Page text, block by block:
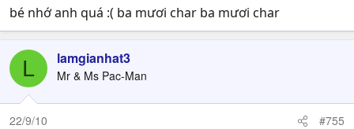
bé nhớ anh quá :( ba mươi char ba mươi char
L lamgianhat3
Mr & Ms Pac-Man
22/9/10 #755